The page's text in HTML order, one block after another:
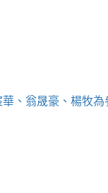
、翁晟豪、楊牧